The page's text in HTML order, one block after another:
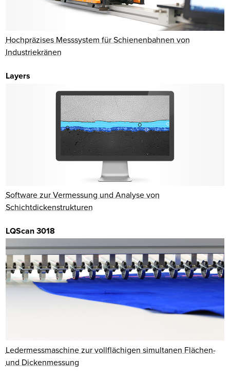
Hochpräzises Messsystem für Schienenbahnen von
Industriekränen
Layers
Software zur Vermessung und Analyse von
Schichtdickenstrukturen
LQScan 3018
Ledermessmaschine zur vollflächigen simultanen Flächen-
und Dickenmessung